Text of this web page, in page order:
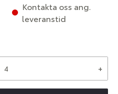
Kontakta oss ang.
leveranstid
+